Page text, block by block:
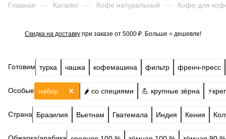
Главная — Каталог — Кофе натуральный — Кофе для
Скидка на доставку при заказе от 5000 ₽. Больше = дешевле!
Готовим турка чашка кофемашина фильтр френч-пресс
Особые 🌶️ со специями 💪 крупные зёрна
набор
Страна Бразилия Вьетнам Гватемала Индия Кения